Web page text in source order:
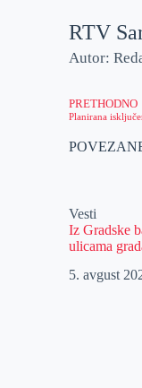
RTV
Autor:
PRETHODNO
Planirana
Vesti
Iz Gradske
ulicama
5. avgust